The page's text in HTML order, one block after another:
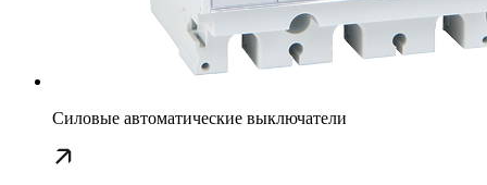
Силовые автоматические выключатели